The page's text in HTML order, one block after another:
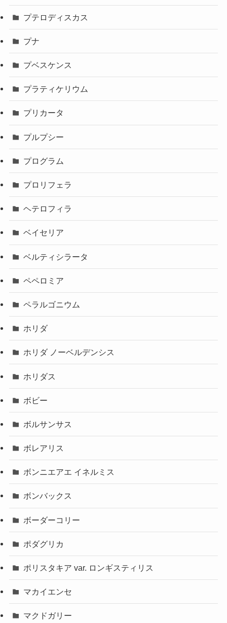
プテロディスカス
プナ
プベスケンス
プラティケリウム
プリカータ
プルプシー
プログラム
プロリフェラ
ヘテロフィラ
ベイセリア
ベルティシラータ
ペペロミア
ペラルゴニウム
ホリダ
ホリダ ノーベルデンシス
ホリダス
ボビー
ボルサンサス
ボレアリス
ボンニエアエ イネルミス
ボンバックス
ボーダーコリー
ポダグリカ
ポリスタキア var. ロンギスティリス
マカイエンセ
マクドガリー